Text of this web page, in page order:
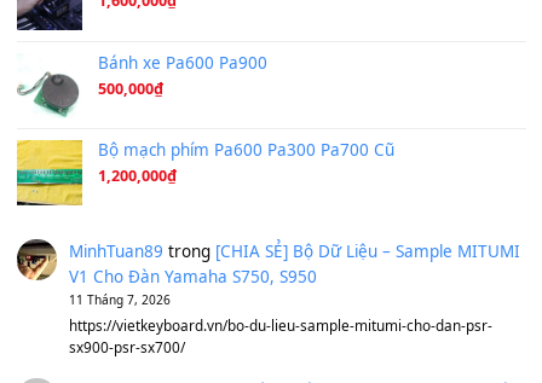
Under Pressure
A Long December (8.155)
Ta Sẽ Trở Lại
Ông Hoàng Bảy (8.133)
Avenged Sevenfold - Buried Alive
Sản phẩm dành cho bạn
BEND 4 CHIỀU MTP-5F MEGABEND
1,600,000₫